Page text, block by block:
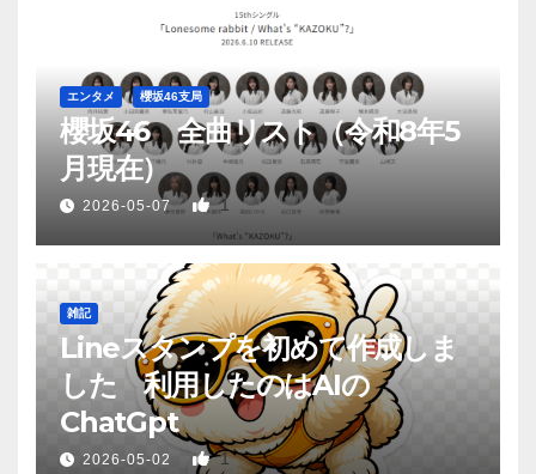
エンタメ 櫻坂46支局
櫻坂46 全曲リスト（令和8年5
月現在）
2026-05-07 1
雑記
Lineスタンプを初めて作成しま
した 利用したのはAIの
ChatGpt
2026-05-02 1